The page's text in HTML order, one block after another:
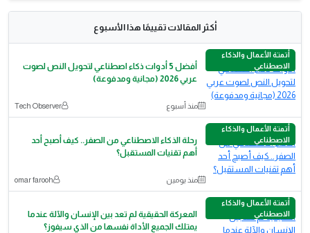
أكثر المقالات تقييمًا هذا الأسبوع
أتمتة الأعمال والذكاء
الاصطناعي
أفضل 5 أدوات ذكاء اصطناعي لتحويل النص لصوت
عربي 2026 (مجانية ومدفوعة)
منذ أسبوع Tech Observer
أتمتة الأعمال والذكاء
الاصطناعي
رحلة الذكاء الاصطناعي من الصفر.. كيف أصبح أحد
أهم تقنيات المستقبل؟
منذ يومين omar farooh
أتمتة الأعمال والذكاء
الاصطناعي
المعركة الحقيقية لم تعد بين الإنسان والآلة عندما
يمتلك الجميع الأداة نفسها من الذي سيفوز؟